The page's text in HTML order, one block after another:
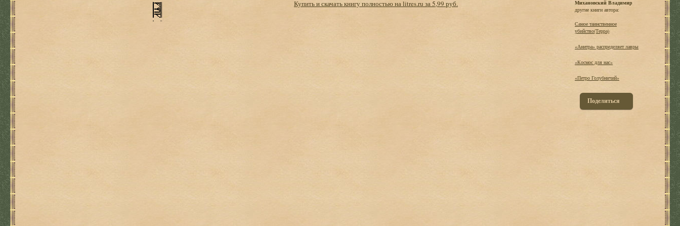
Купить и скачать книгу полностью на litres.ru за 5,99 руб.
Михановский Владимир
другие книги автора:
Самое таинственное
убийство(Терра)
«Анитра» распределяет лавры
«Космос для нас»
«Петро Голубничий»
Поделиться